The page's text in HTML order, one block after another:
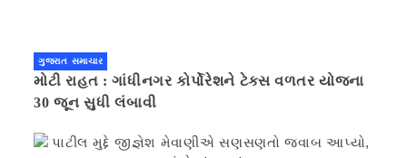
ગુજરાત સમાચાર
મોટી રાહત : ગાંધીનગર કોર્પોરેશને ટેક્સ વળતર યોજના
30 જૂન સુધી લંબાવી